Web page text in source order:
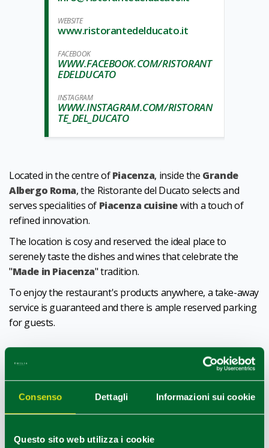
Consenso Dettagli Informazioni sui cookie
Questo sito web utilizza i cookie
WEBSITE
www.ristorantedelducato.it
FACEBOOK
WWW.FACEBOOK.COM/RISTORANT
EDELDUCATO
INSTAGRAM
WWW.INSTAGRAM.COM/RISTORAN
TE_DEL_DUCATO
Located in the centre ofPiacenza, inside the Grande
Albergo Roma, the Ristorante del Ducato selects and
serves specialities of Piacenza cuisinewith a touch of
refined innovation.
The location is cosy and reserved: the ideal place to
serenely taste the dishes and wines that celebrate the
"Made in Piacenza" tradition.
To enjoy the restaurant's products anywhere, a take-away
service is guaranteed and there is ample reserved parking
for guests.
+